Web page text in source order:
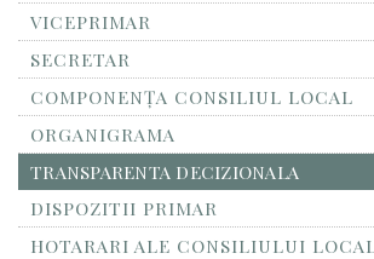
VICEPRIMAR
SECRETAR
COMPONENȚA CONSILIUL LOCAL
ORGANIGRAMA
TRANSPARENTA DECIZIONALA
DISPOZITII PRIMAR
HOTARARI ALE CONSILIULUI